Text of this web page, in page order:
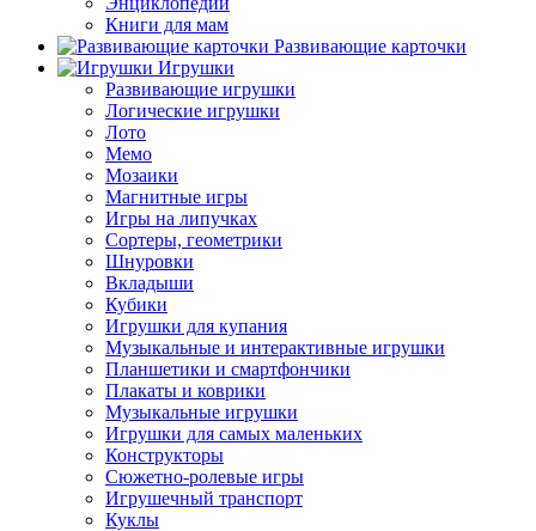
Книги для мам
Развивающие карточки
Игрушки
Развивающие игрушки
Логические игрушки
Лото
Мемо
Мозаики
Магнитные игры
Игры на липучках
Сортеры, геометрики
Шнуровки
Вкладыши
Кубики
Игрушки для купания
Музыкальные и интерактивные игрушки
Планшетики и смартфончики
Плакаты и коврики
Музыкальные игрушки
Игрушки для самых маленьких
Конструкторы
Сюжетно-ролевые игры
Игрушечный транспорт
Куклы